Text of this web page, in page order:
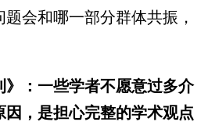
会和哪一部分群体共振，
》：一些学者不愿意过多介
因，是担心完整的学术观点